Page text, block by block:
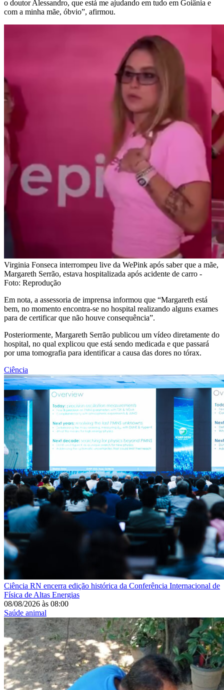
o doutor Alessandro, que está me ajudando em tudo em Goiânia e
com a minha mãe, óbvio”, afirmou.
Virginia Fonseca interrompeu live da WePink após saber que a mãe,
Margareth Serrão, estava hospitalizada após acidente de carro -
Foto: Reprodução
Em nota, a assessoria de imprensa informou que “Margareth está
bem, no momento encontra-se no hospital realizando alguns exames
para de certificar que não houve consequência”.
Posteriormente, Margareth Serrão publicou um vídeo diretamente do
hospital, no qual explicou que está sendo medicada e que passará
por uma tomografia para identificar a causa das dores no tórax.
Ciência
Ciência RN encerra edição histórica da Conferência Internacional de
Física de Altas Energias
08/08/2026 às 08:00
Saúde animal